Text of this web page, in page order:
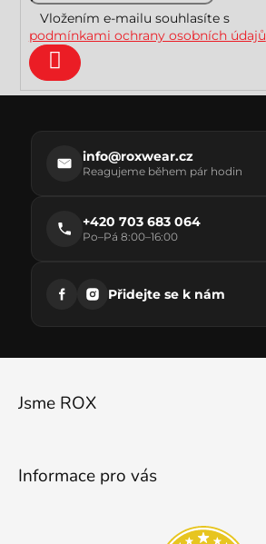
Vložením e-mailu souhlasíte s
podmínkami ochrany osobních údajů
Přihlásit
info@roxwear.cz
Reagujeme během pár hodin
+420 703 683 064
Po–Pá 8:00–16:00
Přidejte se k nám
Jsme ROX
Informace pro vás